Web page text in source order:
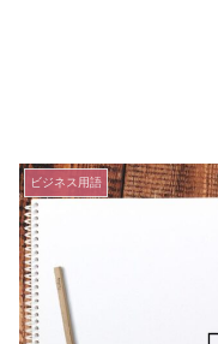
ビジネス用語